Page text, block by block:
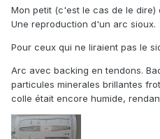
Mon petit (c'est le cas de le dire)
Une reproduction d'un arc sioux.
Pour ceux qui ne liraient pas le
Arc avec backing en tendons.
particules minerales brillantes
colle était encore humide,